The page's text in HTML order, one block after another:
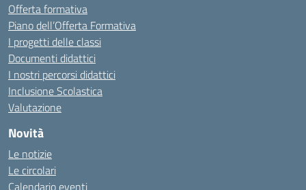
Offerta formativa
Piano dell’Offerta Formativa
I progetti delle classi
Documenti didattici
I nostri percorsi didattici
Inclusione Scolastica
Valutazione
Novità
Le notizie
Le circolari
Calendario eventi